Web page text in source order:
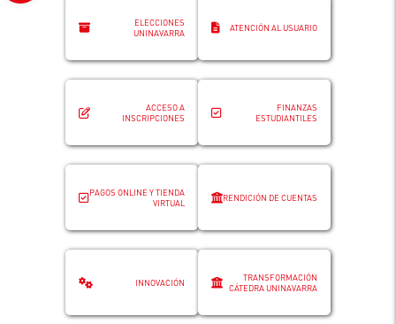
ELECCIONES
UNINAVARRA
ATENCIÓN AL USUARIO
ACCESO A
INSCRIPCIONES
FINANZAS
ESTUDIANTILES
PAGOS ONLINE Y TIENDA
VIRTUAL
RENDICIÓN DE CUENTAS
INNOVACIÓN
TRANSFORMACIÓN
CÁTEDRA UNINAVARRA